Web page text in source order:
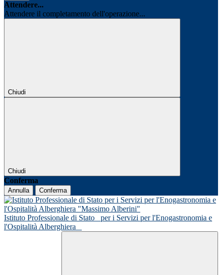
Attendere...
Attendere il completamento dell'operazione...
Chiudi
Chiudi
Conferma
Annulla Conferma
Istituto Professionale di Stato
per i Servizi per l'Enogastronomia e
l'Ospitalità Alberghiera